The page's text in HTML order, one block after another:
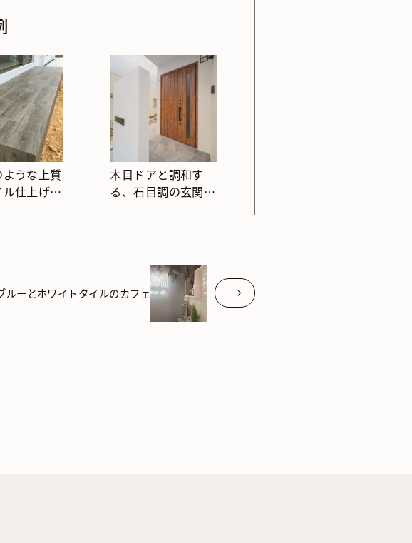
うな上質
仕上げ掃
木目ドアと調和す
る、石目調の玄関ポ
ルーとホワイトタイルのカフェ